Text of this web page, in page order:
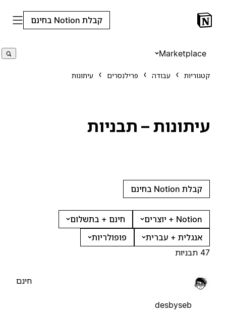
קבלת Notion בחינם
Marketplace
קטגוריות עבודה פרילנסרים עיתונות
עיתונות – תבניות
קבלת Notion בחינם
Notion + יוצרים
חינם + בתשלום
אנגלית + עברית
פופולריות
47 תבניות
desbyseb
חינם